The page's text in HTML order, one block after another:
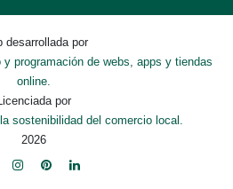
desarrollada por
programación de webs, apps y tiendas
online.
por
sostenibilidad del comercio local.
2026